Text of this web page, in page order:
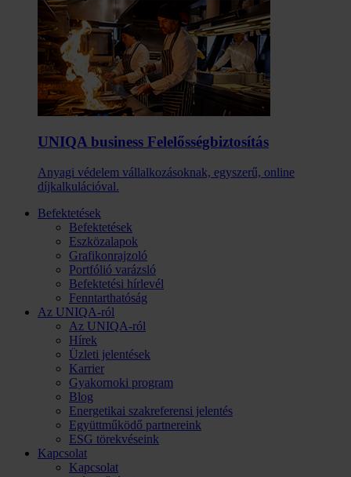
UNIQA business Felelősség­biztosítás
Anyagi védelem vállalkozásoknak, egyszerű, online
díjkalkulációval.
Befektetések
Befektetések
Eszközalapok
Grafikonrajzoló
Portfólió varázsló
Befektetési hírlevél
Fenntarthatóság
Az UNIQA-ról
Az UNIQA-ról
Hírek
Üzleti jelentések
Karrier
Gyakornoki program
Blog
Energetikai szakreferensi jelentés
Együttműködő partnereink
ESG törekvéseink
Kapcsolat
Kapcsolat